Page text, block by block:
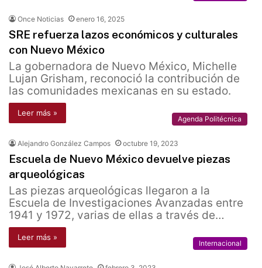
Once Noticias enero 16, 2025
SRE refuerza lazos económicos y culturales
con Nuevo México
La gobernadora de Nuevo México, Michelle
Lujan Grisham, reconoció la contribución de
las comunidades mexicanas en su estado.
Leer más »
Agenda Politécnica
Alejandro González Campos octubre 19, 2023
Escuela de Nuevo México devuelve piezas
arqueológicas
Las piezas arqueológicas llegaron a la
Escuela de Investigaciones Avanzadas entre
1941 y 1972, varias de ellas a través de…
Leer más »
Internacional